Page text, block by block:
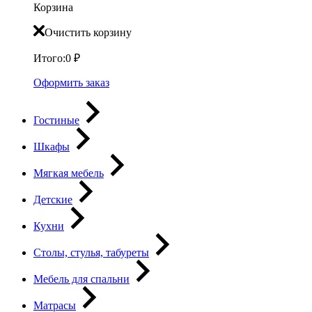
Корзина
Очистить корзину
Итого:0 ₽
Оформить заказ
Гостиные
Шкафы
Мягкая мебель
Детские
Кухни
Столы, стулья, табуреты
Мебель для спальни
Матрасы